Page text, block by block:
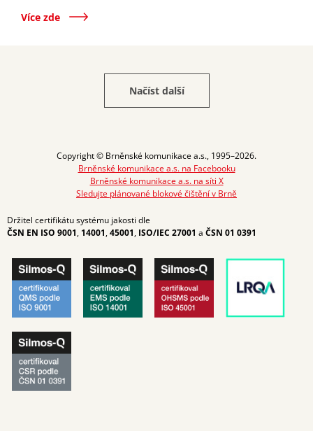
Více zde
Načíst další
Copyright © Brněnské komunikace a.s., 1995–2026.
Brněnské komunikace a.s. na Facebooku
Brněnské komunikace a.s. na síti X
Sledujte plánované blokové čištění v Brně
Držitel certifikátu systému jakosti dle
ČSN EN ISO 9001, 14001,45001, ISO/IEC 27001 a ČSN 01 0391